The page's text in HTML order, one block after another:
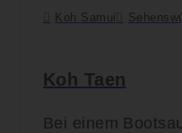
Koh Samui
Koh Taen
Bei einem